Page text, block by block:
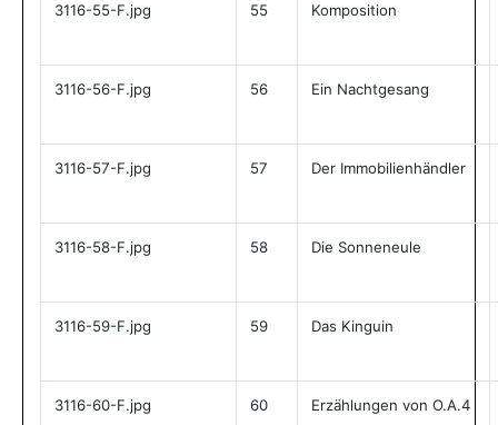
3116-55-F.jpg 55 Komposition
3116-56-F.jpg 56 Ein Nachtgesang
3116-57-F.jpg 57 Der Immobilienhändler
3116-58-F.jpg 58 Die Sonneneule
3116-59-F.jpg 59 Das Kinguin
3116-60-F.jpg 60 Erzählungen von O.A.4